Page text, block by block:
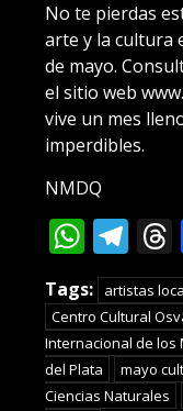
No te pierdas
arte y la cultura
de mayo.
el sitio web
vive un mes
imperdibles.
NMDQ
Tags: artistas
Centro Cultural
Internacional de los
del Plata
mayo
Ciencias Naturales